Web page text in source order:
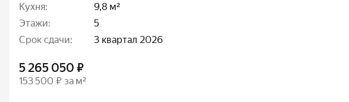
Кухня:
9,8 м²
Этажи:
5
Срок сдачи:
3 квартал 2026
5 265 050 ₽
153 500 ₽ за м²